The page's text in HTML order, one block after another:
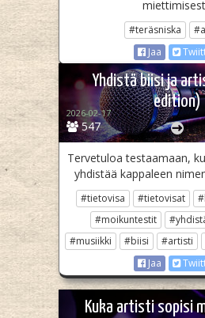
#teräsniska
Jaa
Yhdistä biisi ja
edition)
547
2026-02-17
Tervetuloa testaamaan,
yhdistää kappaleen
#tietovisa #tietovisat
#moikuntestit
#musiikki
#biisi #artisti
Jaa
Kuka artisti sopisi